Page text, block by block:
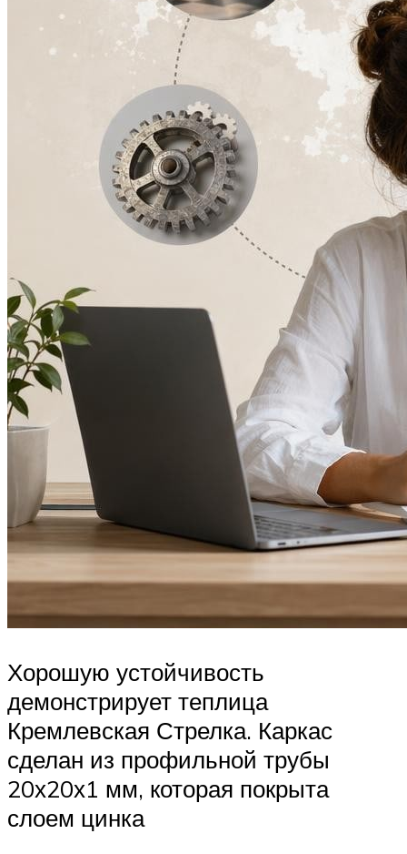
Хорошую устойчивость
демонстрирует теплица
Кремлевская Стрелка. Каркас
сделан из профильной трубы
20х20х1 мм, которая покрыта
слоем цинка